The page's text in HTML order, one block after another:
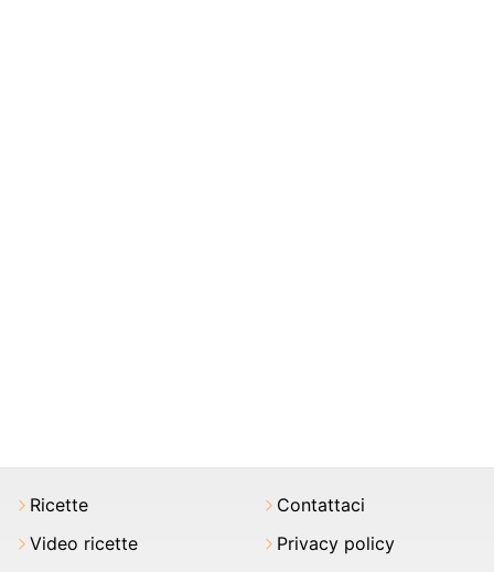
Ricette
Video ricette
Contattaci
Privacy policy